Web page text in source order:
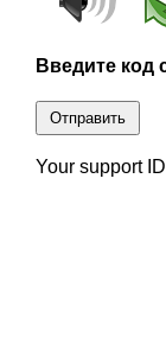
Введите код
Отправить
Your support